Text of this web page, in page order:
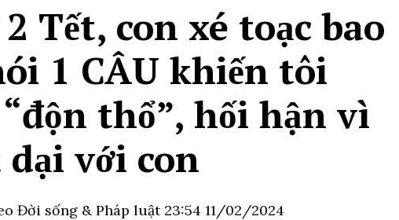
Tết, con xé toạc bao
1 CÂU khiến tôi
thổ”, hối hận vì
với con
Đời sống & Pháp luật 23:54 11/02/2024